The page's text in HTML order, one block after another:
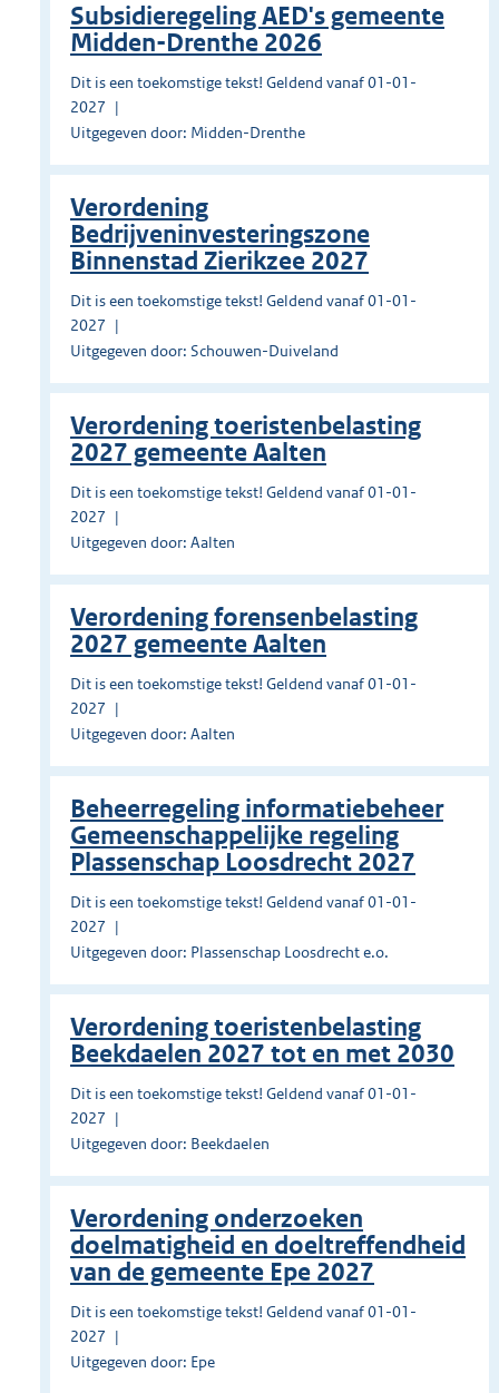
Subsidieregeling AED's gemeente
Midden-Drenthe 2026
Dit is een toekomstige tekst! Geldend vanaf 01-01-
2027
Uitgegeven door: Midden-Drenthe
Verordening
Bedrijveninvesteringszone
Binnenstad Zierikzee 2027
Dit is een toekomstige tekst! Geldend vanaf 01-01-
2027
Uitgegeven door: Schouwen-Duiveland
Verordening toeristenbelasting
2027 gemeente Aalten
Dit is een toekomstige tekst! Geldend vanaf 01-01-
2027
Uitgegeven door: Aalten
Verordening forensenbelasting
2027 gemeente Aalten
Dit is een toekomstige tekst! Geldend vanaf 01-01-
2027
Uitgegeven door: Aalten
Beheerregeling informatiebeheer
Gemeenschappelijke regeling
Plassenschap Loosdrecht 2027
Dit is een toekomstige tekst! Geldend vanaf 01-01-
2027
Uitgegeven door: Plassenschap Loosdrecht e.o.
Verordening toeristenbelasting
Beekdaelen 2027 tot en met 2030
Dit is een toekomstige tekst! Geldend vanaf 01-01-
2027
Uitgegeven door: Beekdaelen
Verordening onderzoeken
doelmatigheid en doeltreffendheid
van de gemeente Epe 2027
Dit is een toekomstige tekst! Geldend vanaf 01-01-
2027
Uitgegeven door: Epe